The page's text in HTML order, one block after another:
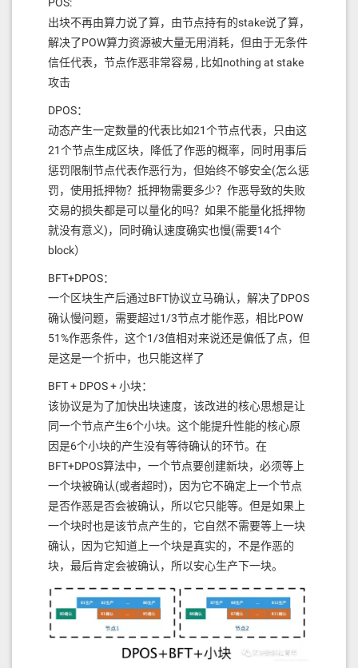
正在努力开发基于智能合约的解决方案，使 EVM 能
够在 EOS VM WASM 运行时正常运行。 这将允许EOS
网络在不进行协议升级的情况下升级EVM运行（无需
分叉）。
ETH 预编译合约：这不仅有利于EOS上的EVM，同时
易执行时间有限（协议为150毫秒，BP为30毫秒）。
尽管EOS VM功能强大且速度很快，但仍有一些类型
的操作在Web汇编中执行时，缺乏它们在本机代码中
可以进行的优化。 为了加快速度，EVM+工作组正在
寻求将ETH预编译实现为EOS内在函数（本地代
码）。
完全兼容RPC：该领域的计划仍在开发中，但
ETH上使用通用工具/开发环境。这将是该计划最重要
的工作之一。
确定性Gas消耗/计费：EOS链使用三种资源：
CPU（主观度量/可变价格）、NET（客观度量/可变
价格）和RAM（客观度量/可变价格）计费。这方面
工作的挑战是为用户提供确定性的Gas消耗和有竞争
力的Gas价格，同时防止Web3 API被滥用。
支持Metamask：这意味着EOS生态将支持Metamask
钱包，以便EOS本地合约和使用Solidity编写的EVM合
约进行交互。
EVM+工作组将按照上述方向快速推进工作，为EOS
实现EVM兼容创建最佳解决方案，并计划在2022年夏
天之前产生切实可行的解决方案。
目前的六个工作组正在构建一个框架，使开发人员和
用户更容易参与EOS，促进EOS网络的增长，使EOS
们邀请您加入我们，共同创造区块链世界最伟大的公
链回归故事。
请继续关注EOS网络基金会赞助的其他工作组的深入
出块不再由算力说了算，由节点持有的stake说了算，
解决了POW算力资源被大量无用消耗，但由于无条件
信任代表，节点作恶非常容易 , 比如nothing at stake
攻击
DPOS：
动态产生一定数量的代表比如21个节点代表，只由这
21个节点生成区块，降低了作恶的概率，同时用事后
惩罚限制节点代表作恶行为，但始终不够安全(怎么惩
罚，使用抵押物？抵押物需要多少？作恶导致的失败
交易的损失都是可以量化的吗？如果不能量化抵押物
就没有意义)，同时确认速度确实也慢(需要14个
block）
BFT+DPOS：
一个区块生产后通过BFT协议立马确认，解决了DPOS
确认慢问题，需要超过1/3节点才能作恶，相比POW
51%作恶条件，这个1/3值相对来说还是偏低了点，但
是这是一个折中，也只能这样了
BFT + DPOS + 小块：
该协议是为了加快出块速度，该改进的核心思想是让
同一个节点产生6个小块。这个能提升性能的核心原
因是6个小块的产生没有等待确认的环节。在
BFT+DPOS算法中，一个节点要创建新块，必须等上
一个块被确认(或者超时)，因为它不确定上一个节点
是否作恶是否会被确认，所以它只能等。但是如果上
一个块时也是该节点产生的，它自然不需要等上一块
确认，因为它知道上一个块是真实的，不是作恶的
块，最后肯定会被确认，所以安心生产下一块。